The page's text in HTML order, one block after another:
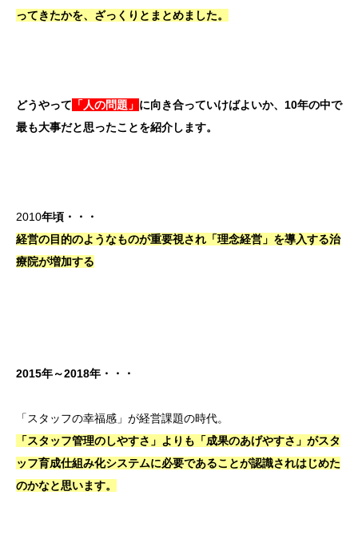
ってきたかを、ざっくりとまとめました。
どうやって 「人の問題」 に向き合っていけばよいか、10年の中で
最も大事だと思ったことを紹介します。
2010年頃・・・
経営の目的のようなものが重要視され「理念経営」を導入する治
療院が増加する
2015年～2018年・・・
「スタッフの幸福感」が経営課題の時代。
「スタッフ管理のしやすさ」よりも「成果のあげやすさ」がスタ
ッフ育成仕組み化システムに必要であることが認識されはじめた
のかなと思います。